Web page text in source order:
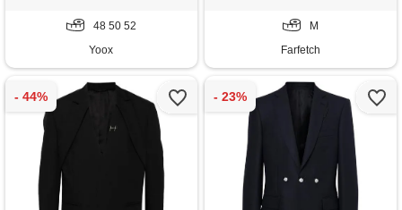
48 50 52
Yoox
M
Farfetch